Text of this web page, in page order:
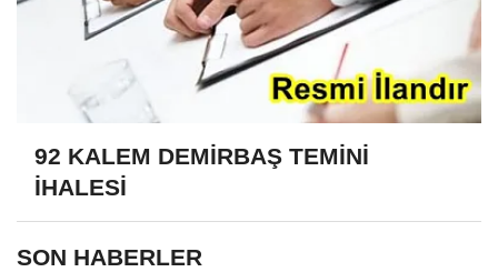
92 KALEM DEMİRBAŞ TEMİNİ
İHALESİ
SON HABERLER